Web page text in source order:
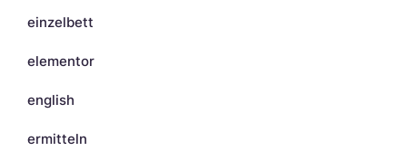
einzelbett
elementor
english
ermitteln